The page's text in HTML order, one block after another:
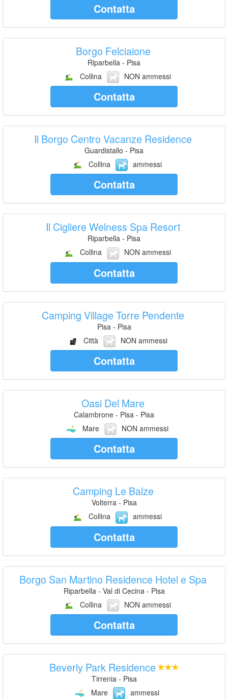
Contatta
Borgo Felciaione
Riparbella - Pisa
Collina
NON ammessi
Contatta
Il Borgo Centro Vacanze Residence
Guardistallo - Pisa
Collina
ammessi
Contatta
Il Cigliere Welness Spa Resort
Riparbella - Pisa
Collina
NON ammessi
Contatta
Camping Village Torre Pendente
Pisa - Pisa
Città
NON ammessi
Contatta
Oasi Del Mare
Calambrone - Pisa - Pisa
Mare
NON ammessi
Contatta
Camping Le Balze
Volterra - Pisa
Collina
ammessi
Contatta
Borgo San Martino Residence Hotel e Spa
Riparbella - Val di Cecina - Pisa
Collina
NON ammessi
Contatta
Beverly Park Residence
Tirrenia - Pisa
Mare
ammessi